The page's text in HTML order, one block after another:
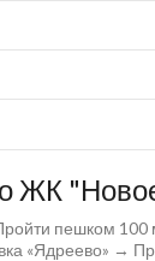
ЖК
пешком
«Ядреево» →